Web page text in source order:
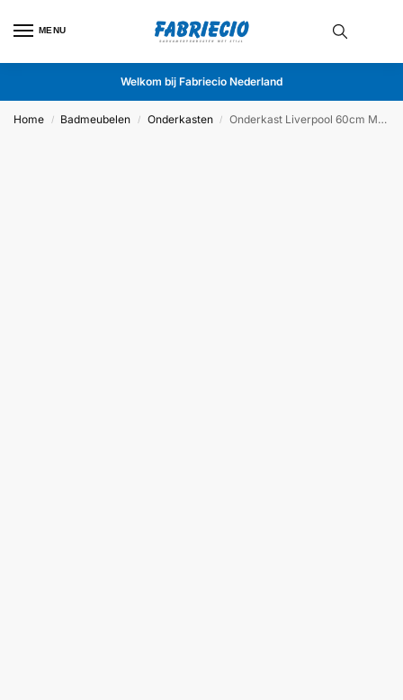
MENU
Welkom bij Fabriecio Nederland
Home / Badmeubelen / Onderkasten / Onderkast Liverpool 60cm Mat Zwart